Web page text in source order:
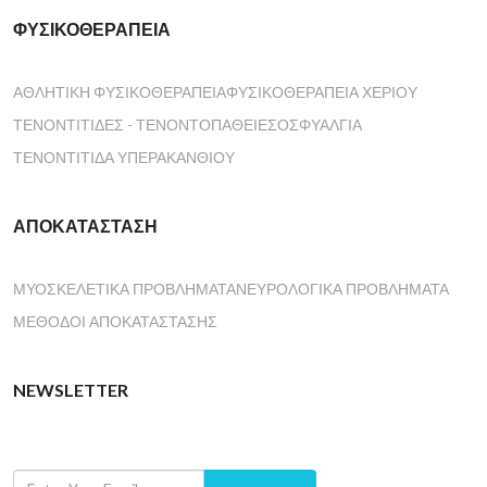
ΦΥΣΙΚΟΘΕΡΑΠΕΊΑ
ΑΘΛΗΤΙΚΉ ΦΥΣΙΚΟΘΕΡΑΠΕΊΑΦΥΣΙΚΟΘΕΡΑΠΕΊΑ ΧΕΡΙΟΎ
ΤΕΝΟΝΤΊΤΙΔΕΣ - ΤΕΝΟΝΤΟΠΆΘΕΙΕΣΟΣΦΥΑΛΓΊΑ
ΤΕΝΟΝΤΊΤΙΔΑ ΥΠΕΡΑΚΑΝΘΙΟΎ
ΑΠΟΚΑΤΆΣΤΑΣΗ
ΜΥΟΣΚΕΛΕΤΙΚΆ ΠΡΟΒΛΉΜΑΤΑΝΕΥΡΟΛΟΓΙΚΆ ΠΡΟΒΛΉΜΑΤΑ
ΜΈΘΟΔΟΙ ΑΠΟΚΑΤΆΣΤΑΣΗΣ
NEWSLETTER